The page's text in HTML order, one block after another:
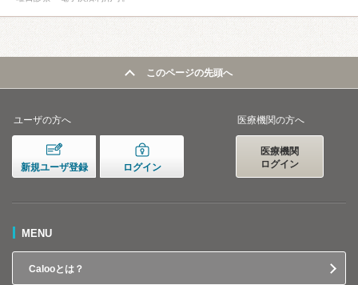
このページの先頭へ
ユーザの方へ
新規ユーザ登録 ログイン
医療機関の方へ
医療機関
ログイン
MENU
Calooとは？